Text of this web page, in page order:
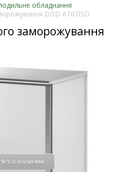
обладнання
DGD AT07ISO
заморожування
в наличии